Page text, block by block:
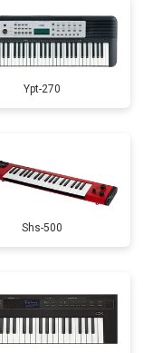
Ypt-270
Shs-500